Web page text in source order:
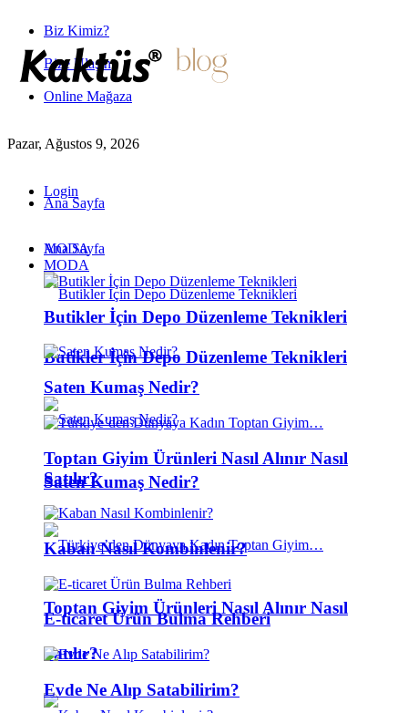
Biz Kimiz?
Bize Ulaşın
Online Mağaza
Pazar, Ağustos 9, 2026
Login
Ana Sayfa
MODA
Butikler İçin Depo Düzenleme Teknikleri
Saten Kumaş Nedir?
Toptan Giyim Ürünleri Nasıl Alınır Nasıl
Satılır?
Ana Sayfa
MODA
Butikler İçin Depo Düzenleme Teknikleri
Saten Kumaş Nedir?
Toptan Giyim Ürünleri Nasıl Alınır Nasıl
Satılır?
Kaban Nasıl Kombinlenir?
E-ticaret Ürün Bulma Rehberi
Evde Ne Alıp Satabilirim?